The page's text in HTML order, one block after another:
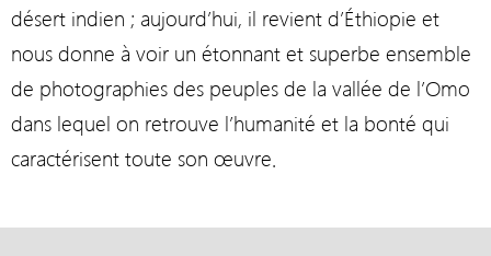
désert indien ; aujourd’hui, il revient d’Éthiopie et
nous donne à voir un étonnant et superbe ensemble
de photographies des peuples de la vallée de l’Omo
dans lequel on retrouve l’humanité et la bonté qui
caractérisent toute son œuvre.